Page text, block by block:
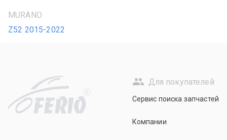
MURANO
Z52 2015-2022
R
Для покупателей
Сервис поиска запчастей
Компании